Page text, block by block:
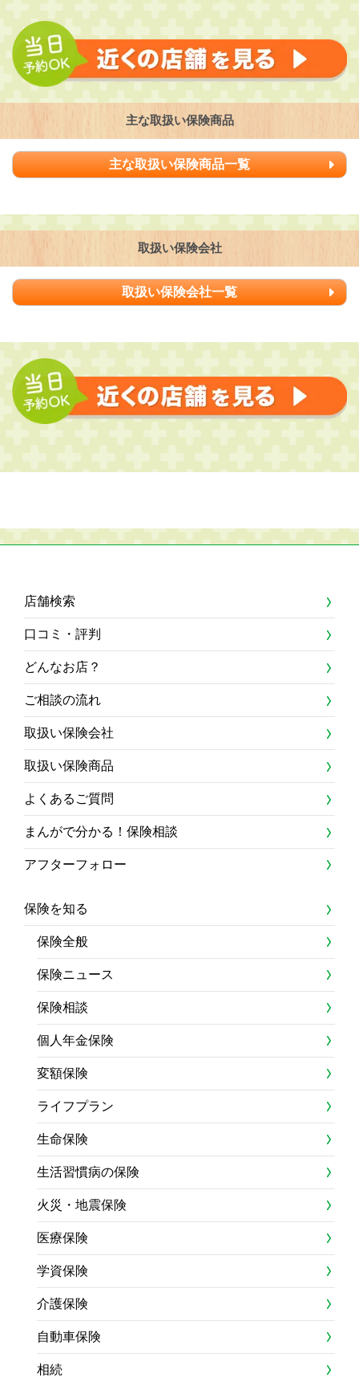
主な取扱い保険商品
主な取扱い保険商品一覧
取扱い保険会社
取扱い保険会社一覧
店舗検索
口コミ・評判
どんなお店？
ご相談の流れ
取扱い保険会社
取扱い保険商品
よくあるご質問
まんがで分かる！保険相談
アフターフォロー
保険を知る
保険全般
保険ニュース
保険相談
個人年金保険
変額保険
ライフプラン
生命保険
生活習慣病の保険
火災・地震保険
医療保険
学資保険
介護保険
自動車保険
相続